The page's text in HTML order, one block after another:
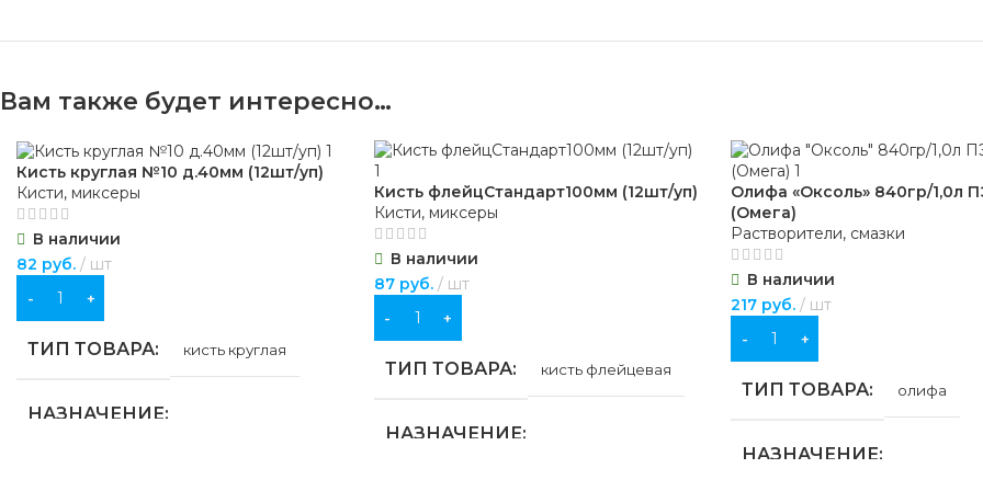
Вам также будет интересно…
Кисть круглая №10 д.40мм (12шт/уп)
Кисти, миксеры
В наличии
82 руб. шт
В КОРЗИНУ
ТИП ТОВАРА кисть круглая
НАЗНАЧЕНИЕ
Кисть флейцСтандарт100мм (12шт/уп)
Кисти, миксеры
В наличии
87руб. шт
В КОРЗИНУ
ТИП ТОВАРА кисть флейцевая
НАЗНАЧЕНИЕ
Олифа «Оксоль» 840гр/1,0л
(Омега)
Растворители, смазки
В наличии
217 руб. шт
В КОРЗИНУ
ТИП ТОВАРА олифа
НАЗНАЧЕНИЕ